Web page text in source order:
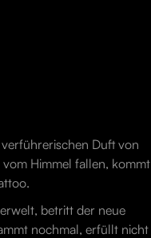
Duft von
Himmel fallen, kommt
betritt der neue
nochmal, erfüllt nicht